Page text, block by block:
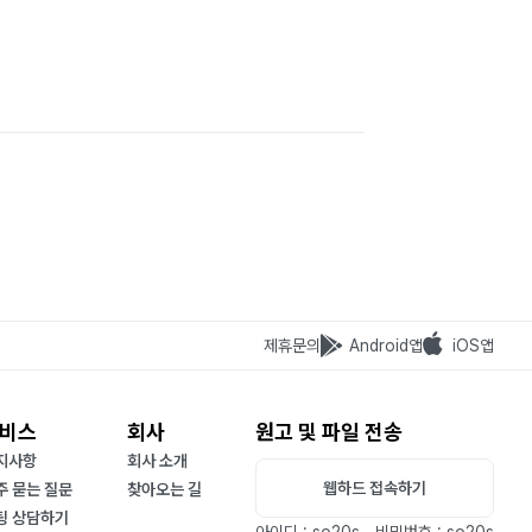
제휴문의 Android앱 iOS앱
스
사항
묻는 질문
상담하기
회사
회사 소개
찾아오는 길
원고 및 파일 전송
웹하드 접속하기